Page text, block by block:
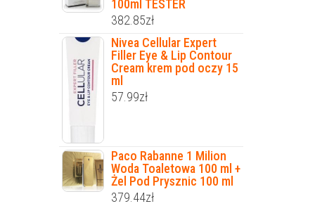
100ml TESTER
382.85zł
Nivea Cellular Expert
Filler Eye & Lip Contour
Cream krem pod oczy 15
ml
57.99zł
Paco Rabanne 1 Milion
Woda Toaletowa 100 ml +
Żel Pod Prysznic 100 ml
379.44zł